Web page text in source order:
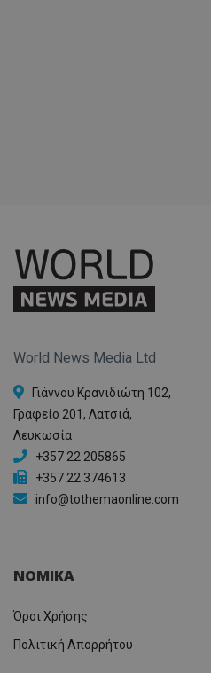
World News Media Ltd
Γιάννου Κρανιδιώτη 102,
Γραφείο 201, Λατσιά,
Λευκωσία
+357 22 205865
+357 22 374613
info@tothemaonline.com
ΝΟΜΙΚΑ
Όροι Χρήσης
Πολιτική Απορρήτου